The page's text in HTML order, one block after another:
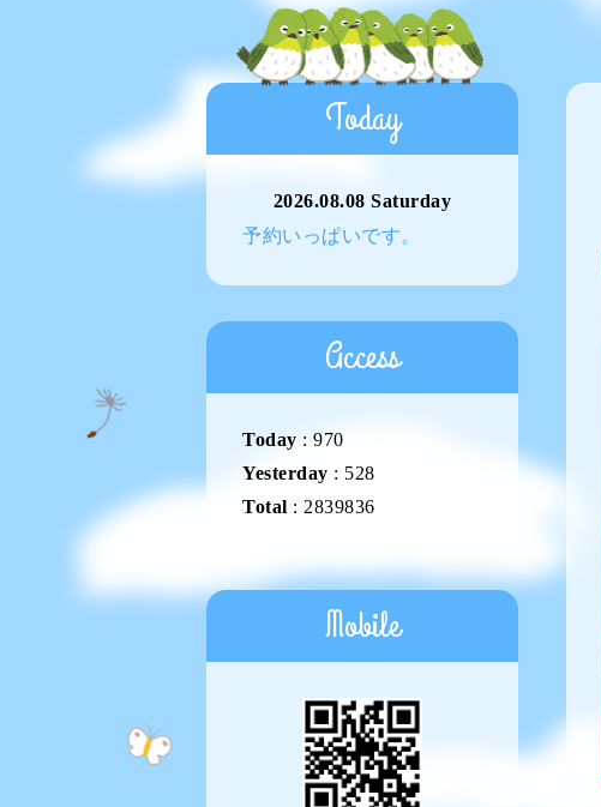
Today
2026.08.08 Saturday
予約いっぱいです。
Access
Today : 970
Yesterday : 528
Total : 2839836
Mobile